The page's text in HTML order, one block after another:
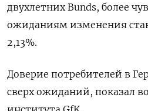
двухлетних Bunds, более
ожиданиям изменения
2,13%.
Доверие потребителей в
сверх ожиданий, показал